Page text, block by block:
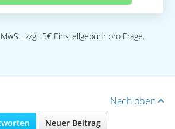
zzgl. 5€ Einstellgebühr pro Frage.
Nach oben
Neuer Beitrag